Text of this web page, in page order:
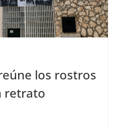
los rostros
retrato